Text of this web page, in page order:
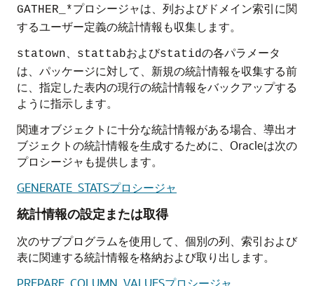
GATHER_*プロシージャは、列およびドメイン索引に関
するユーザー定義の統計情報も収集します。
statown stattabおよびstatidの各パラメータ
は、パッケージに対して、新規の統計情報を収集する前
に、指定した表内の現行の統計情報をバックアップする
ように指示します。
関連オブジェクトに十分な統計情報がある場合、導出オ
ブジェクトの統計情報を生成するために、Oracleは次の
プロシージャも提供します。
GENERATE_STATSプロシージャ
統計情報の設定または取得
次のサブプログラムを使用して、個別の列、索引および
表に関連する統計情報を格納および取り出します。
PREPARE_COLUMN_VALUESプロシージャ